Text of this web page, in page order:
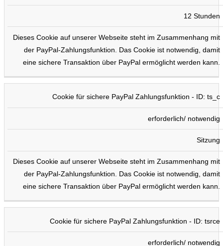
12 Stunden
Dieses Cookie auf unserer Webseite steht im Zusammenhang mit
der PayPal-Zahlungsfunktion. Das Cookie ist notwendig, damit
eine sichere Transaktion über PayPal ermöglicht werden kann.
Cookie für sichere PayPal Zahlungsfunktion - ID: ts_c
erforderlich/ notwendig
Sitzung
Dieses Cookie auf unserer Webseite steht im Zusammenhang mit
der PayPal-Zahlungsfunktion. Das Cookie ist notwendig, damit
eine sichere Transaktion über PayPal ermöglicht werden kann.
Cookie für sichere PayPal Zahlungsfunktion - ID: tsrce
erforderlich/ notwendig